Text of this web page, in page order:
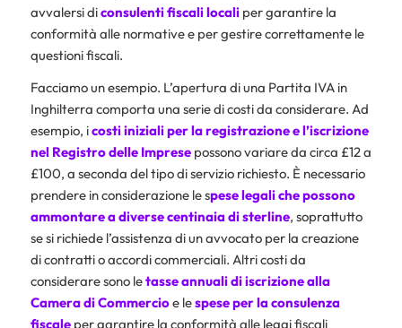
avvalersi diconsulenti fiscali localiper garantire la
conformità alle normative e per gestire correttamente le
questioni fiscali.
Facciamo un esempio. L’apertura di una Partita IVA in
Inghilterra comporta una serie di costi da considerare. Ad
esempio, icosti iniziali per la registrazione e l’iscrizione
nel Registro delle Impresepossono variare da circa £12 a
£100, a seconda del tipo di servizio richiesto. È necessario
prendere in considerazione le spese legali che possono
ammontare a diverse centinaia di sterline, soprattutto
se si richiede l’assistenza di un avvocato per la creazione
di contratti o accordi commerciali. Altri costi da
considerare sono letasse annuali di iscrizione alla
Camera di Commercioe lespese per la consulenza
fiscale per garantire la conformità alle leggi fiscali